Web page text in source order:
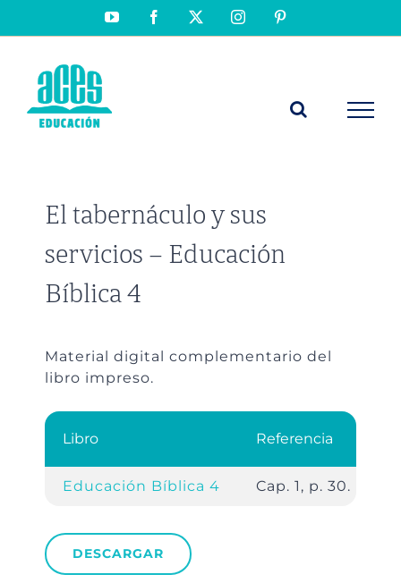
YouTubeFacebook Instagram
El tabernáculo y sus
servicios – Educación
Bíblica 4
Material digital complementario del
libro impreso.
Libro Referencia
Educación Bíblica 4 Cap. 1, p. 30.
DESCARGAR